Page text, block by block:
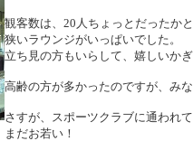
観客数は、20人ちょっとだったか
狭いラウンジがいっぱいでした。
立ち見の方もいらして、嬉しいか
高齢の方が多かったのですが、み
さすが、スポーツクラブに通われ
まだお若い！